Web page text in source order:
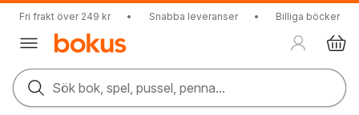
Fri frakt över 249 kr • Snabba leveranser • Billiga böcker
Sök bok, spel, pussel, penna...